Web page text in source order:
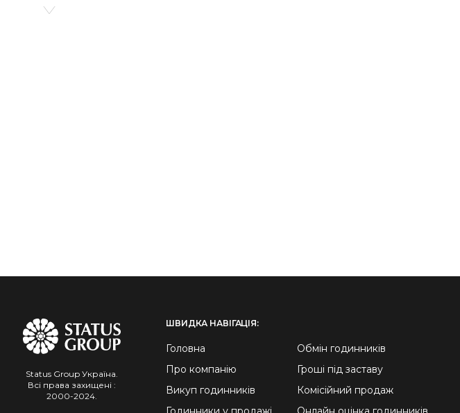
Status Group Україна.
Всі права захищені :
2000-2024.
ШВИДКА НАВІГАЦІЯ:
Головна
Про компанію
Викуп годинників
Обмін годинників
Гроші під заставу
Комісійний продаж